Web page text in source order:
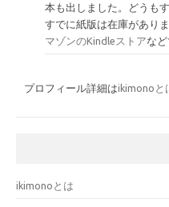
本も出しました。どうもす
すでに紙版は在庫がありま
マゾンのKindleストアな
プロフィール詳細はikimonoと
ikimonoとは